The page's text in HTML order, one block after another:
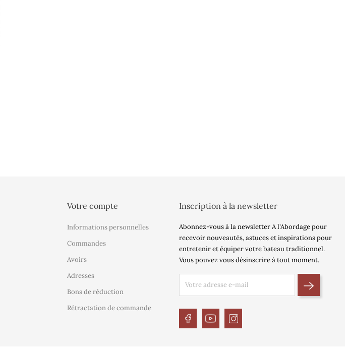
Votre compte
Informations personnelles
Commandes
Avoirs
Adresses
Bons de réduction
Rétractation de commande
Inscription à la newsletter
Abonnez-vous à la newsletter A l'Abordage pour
recevoir nouveautés, astuces et inspirations pour
entretenir et équiper votre bateau traditionnel.
Vous pouvez vous désinscrire à tout moment.